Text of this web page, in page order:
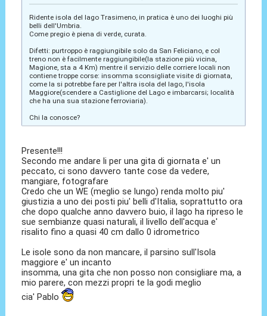
Ridente isola del lago Trasimeno, in pratica è uno dei luoghi più
belli dell'Umbria.
Come pregio è piena di verde, curata.
Difetti: purtroppo è raggiungibile solo da San Feliciano, e col
treno non è facilmente raggiungibile(la stazione più vicina,
Magione, sta a 4 Km) mentre il servizio delle corriere locali non
contiene troppe corse: insomma sconsigliate visite di giornata,
come la si potrebbe fare per l'altra isola del lago, l'isola
Maggiore(scendere a Castiglione del Lago e imbarcarsi; località
che ha una sua stazione ferroviaria).
Chi la conosce?
Presente!!!
Secondo me andare li per una gita di giornata e' un
peccato, ci sono davvero tante cose da vedere,
mangiare, fotografare
Credo che un WE (meglio se lungo) renda molto piu'
giustizia a uno dei posti piu' belli d'Italia, soprattutto ora
che dopo qualche anno davvero buio, il lago ha ripreso le
sue sembianze quasi naturali, il livello dell'acqua e'
risalito fino a quasi 40 cm dallo 0 idrometrico
Le isole sono da non mancare, il parsino sull'Isola
maggiore e' un incanto
insomma, una gita che non posso non consigliare ma, a
mio parere, con mezzi propri te la godi meglio
cia' Pablo